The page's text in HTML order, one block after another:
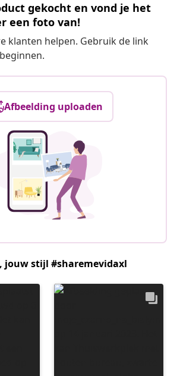
gekocht en vond je het
een foto van!
klanten helpen. Gebruik de link
Afbeelding uploaden
jouw stijl #sharemevidaxl